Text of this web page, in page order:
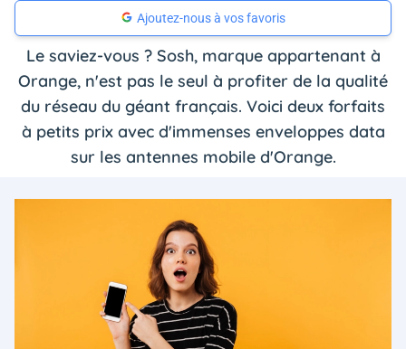
Ajoutez-nous à vos favoris
Le saviez-vous ? Sosh, marque appartenant à
Orange, n'est pas le seul à profiter de la qualité
du réseau du géant français. Voici deux forfaits
à petits prix avec d'immenses enveloppes data
sur les antennes mobile d'Orange.